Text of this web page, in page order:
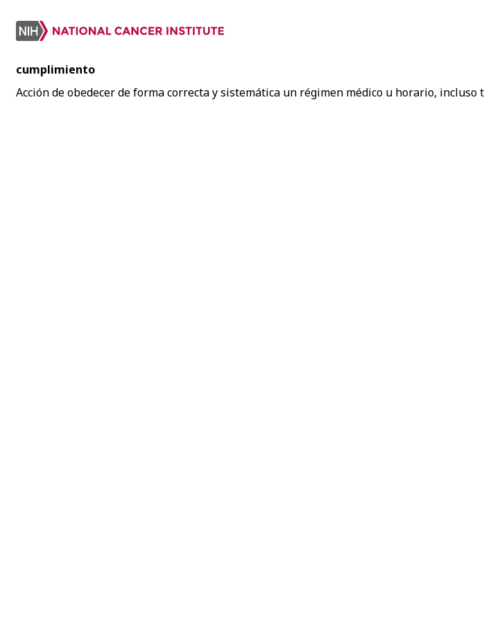
cumplimiento
Acción de obedecer de forma correcta y sistemática un régimen médico u horario,